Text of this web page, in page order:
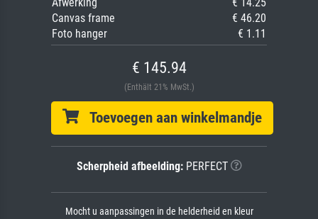
Canvas frame
€ 46.20
Foto hanger
€ 1.11
€ 145.94
(Enthält 21% MwSt.)
Toevoegen aan winkelmandje
Scherpheid afbeelding:PERFECT
Mocht u aanpassingen in de helderheid en kleur